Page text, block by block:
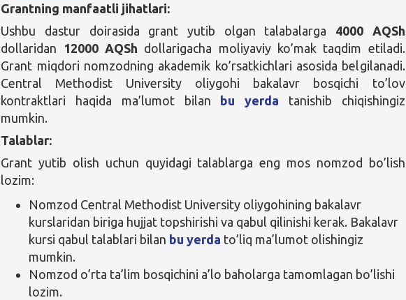
Grantning manfaatli jihatlari:
Ushbu dastur doirasida grant yutib olgan talabalarga 4000 AQSh
dollaridan
12000 AQSh dollarigacha moliyaviy ko’mak taqdim etiladi.
Grant miqdori nomzodning akademik ko’rsatkichlari asosida belgilanadi.
Central Methodist University oliygohi bakalavr bosqichi to’lov
kontraktlari haqida ma’lumot bilan bu yerda tanishib chiqishingiz
mumkin.
Talablar:
Grant yutib olish uchun quyidagi talablarga eng mos nomzod bo’lish
lozim:
Nomzod Central Methodist University oliygohining bakalavr
kurslaridan biriga hujjat topshirishi va qabul qilinishi kerak. Bakalavr
kursi qabul talablari bilan bu yerda to’liq ma’lumot olishingiz
mumkin.
Nomzod o’rta ta’lim bosqichini a’lo baholarga tamomlagan bo’lishi
lozim.